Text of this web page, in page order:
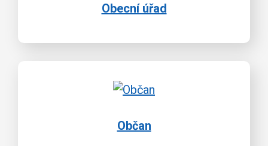
Obecní úřad
Občan